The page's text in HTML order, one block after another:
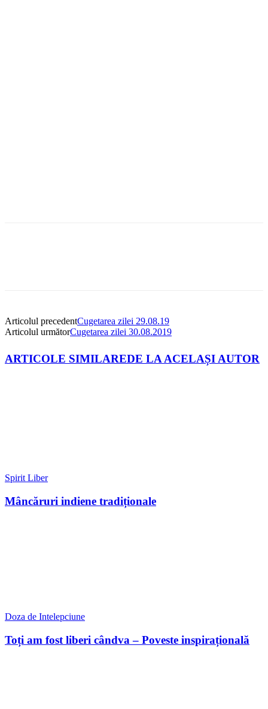
Articolul precedentCugetarea zilei 29.08.19
Articolul următorCugetarea zilei 30.08.2019
ARTICOLE SIMILAREDE LA ACELAȘI AUTOR
Spirit Liber
Mâncăruri indiene tradiționale
Doza de Intelepciune
Toți am fost liberi cândva – Poveste inspirațională